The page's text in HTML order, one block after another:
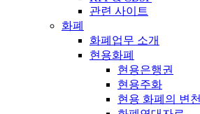
관련 사이트
화폐
화폐업무 소개
현용화폐
현용은행권
현용주화
현용 화폐의 변천